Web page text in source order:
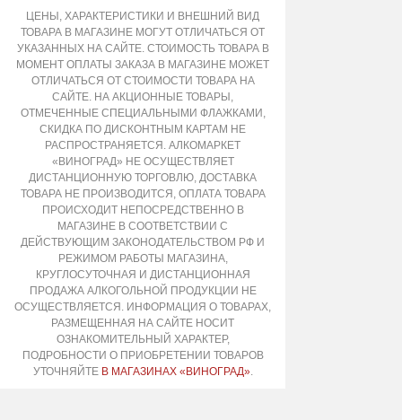
ЦЕНЫ, ХАРАКТЕРИСТИКИ И ВНЕШНИЙ ВИД
ТОВАРА В МАГАЗИНЕ МОГУТ ОТЛИЧАТЬСЯ ОТ
УКАЗАННЫХ НА САЙТЕ. СТОИМОСТЬ ТОВАРА В
МОМЕНТ ОПЛАТЫ ЗАКАЗА В МАГАЗИНЕ МОЖЕТ
ОТЛИЧАТЬСЯ ОТ СТОИМОСТИ ТОВАРА НА
САЙТЕ. НА АКЦИОННЫЕ ТОВАРЫ,
ОТМЕЧЕННЫЕ СПЕЦИАЛЬНЫМИ ФЛАЖКАМИ,
СКИДКА ПО ДИСКОНТНЫМ КАРТАМ НЕ
РАСПРОСТРАНЯЕТСЯ. АЛКОМАРКЕТ
«ВИНОГРАД» НЕ ОСУЩЕСТВЛЯЕТ
ДИСТАНЦИОННУЮ ТОРГОВЛЮ, ДОСТАВКА
ТОВАРА НЕ ПРОИЗВОДИТСЯ, ОПЛАТА ТОВАРА
ПРОИСХОДИТ НЕПОСРЕДСТВЕННО В
МАГАЗИНЕ В СООТВЕТСТВИИ С
ДЕЙСТВУЮЩИМ ЗАКОНОДАТЕЛЬСТВОМ РФ И
РЕЖИМОМ РАБОТЫ МАГАЗИНА,
КРУГЛОСУТОЧНАЯ И ДИСТАНЦИОННАЯ
ПРОДАЖА АЛКОГОЛЬНОЙ ПРОДУКЦИИ НЕ
ОСУЩЕСТВЛЯЕТСЯ. ИНФОРМАЦИЯ О ТОВАРАХ,
РАЗМЕЩЕННАЯ НА САЙТЕ НОСИТ
ОЗНАКОМИТЕЛЬНЫЙ ХАРАКТЕР,
ПОДРОБНОСТИ О ПРИОБРЕТЕНИИ ТОВАРОВ
УТОЧНЯЙТЕ В МАГАЗИНАХ «ВИНОГРАД».